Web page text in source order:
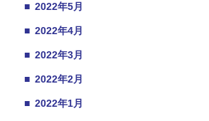
■ 2022年5月
■ 2022年4月
■ 2022年3月
■ 2022年2月
■ 2022年1月